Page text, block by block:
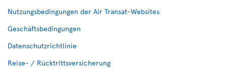
Nutzungsbedingungen der Air Transat-Websites
Geschäftsbedingungen
Datenschutzrichtlinie
Reise- / Rücktrittsversicherung